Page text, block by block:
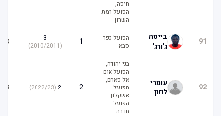
חיפה,
הפועל רמת
השרון
91
בייסה
ג'ורג'
הפועל כפר
סבא
2010/2011
)
92
עומרי
לוזון
בני יהודה,
הפועל אום
אל-פאחם,
הפועל
אשקלון,
הפועל
חדרה
(
2022/23
)